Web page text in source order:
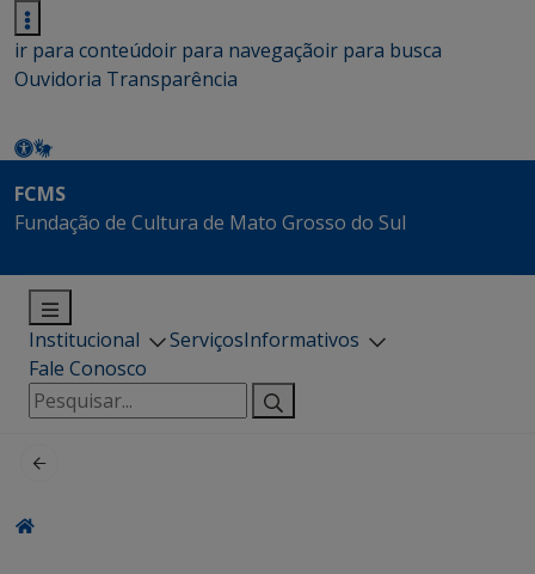
ir para conteúdoir para navegaçãoir para busca
Ouvidoria Transparência
FCMS
Fundação de Cultura de Mato Grosso do Sul
Institucional ServiçosInformativos
Fale Conosco
Pesquisar
por: